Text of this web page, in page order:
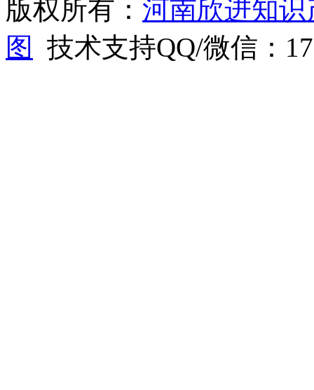
版权所有： 河南欣进知
图
技术支持QQ/微信：